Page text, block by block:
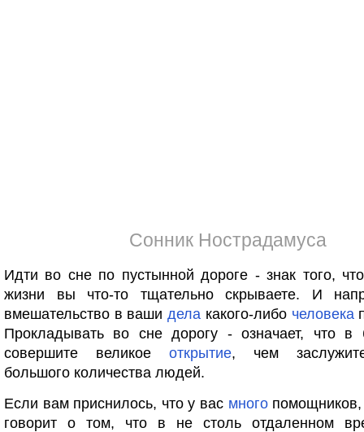
Сонник Нострадамуса
Идти во сне по пустынной дороге - знак того,
жизни вы что-то тщательно скрываете. И
вмешательство в вашидела какого-либо человека
Прокладывать во сне дорогу - означает, что
совершите великое открытие, чем
большого количества людей.
Если вам приснилось, что у вас многопомощников,
говорит о том, что в не столь отдаленном